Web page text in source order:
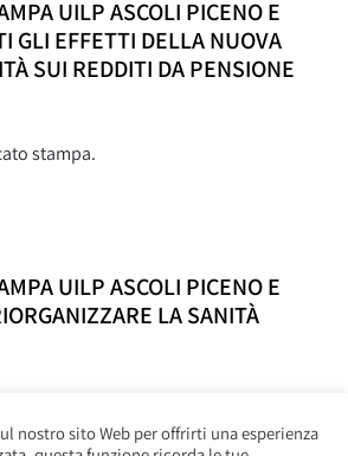
UILP ASCOLI PICENO E
GLI EFFETTI DELLA NUOVA
SUI REDDITI DA PENSIONE
stampa.
UILP ASCOLI PICENO E
LA SANITÀ
stampa.
nostro sito Web per offrirti una esperienza